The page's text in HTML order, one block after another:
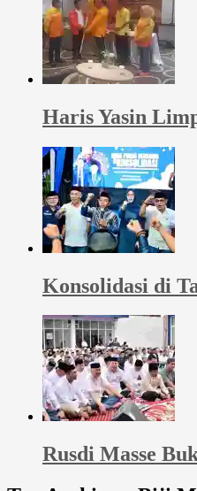
Haris Yasin
Konsolidasi di
Rusdi Masse